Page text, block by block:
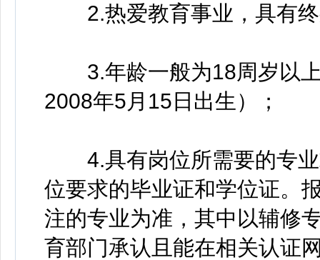
2.热爱教育事业，具有终
3.年龄一般为18周岁以上
2008年5月15日出生）；
4.具有岗位所需要的专业
位要求的毕业证和学位证。
注的专业为准，其中以辅修
育部门承认且能在相关认证